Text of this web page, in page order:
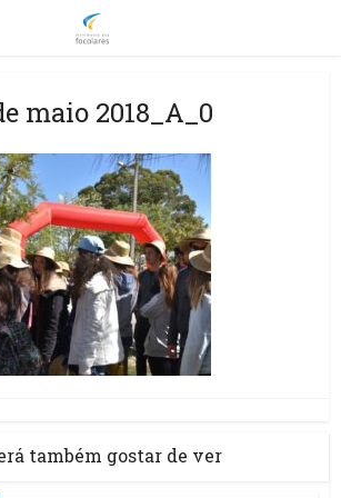
maio 2018_A_0
também gostar de ver